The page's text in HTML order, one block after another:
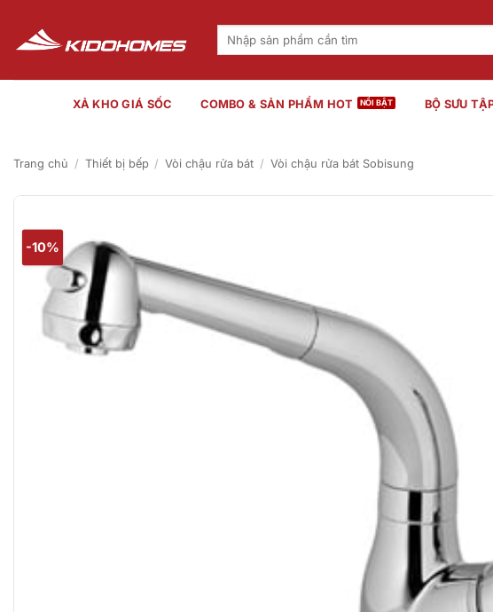
nội
dung
Tìm
XẢ KHO GIÁ SỐC COMBO & SẢN PHẨM HOT BỘ SƯU
Trang chủ / Thiết bị bếp / Vòi chậu rửa bát / Vòi chậu rửa bát Sobisung
-10%